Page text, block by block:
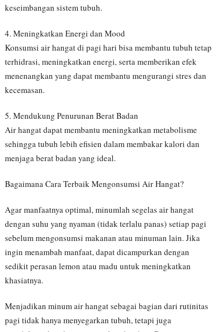
keseimbangan sistem tubuh.
4. Meningkatkan Energi dan Mood
Konsumsi air hangat di pagi hari bisa membantu tubuh tetap
terhidrasi, meningkatkan energi, serta memberikan efek
menenangkan yang dapat membantu mengurangi stres dan
kecemasan.
5. Mendukung Penurunan Berat Badan
Air hangat dapat membantu meningkatkan metabolisme
sehingga tubuh lebih efisien dalam membakar kalori dan
menjaga berat badan yang ideal.
Bagaimana Cara Terbaik Mengonsumsi Air Hangat?
Agar manfaatnya optimal, minumlah segelas air hangat
dengan suhu yang nyaman (tidak terlalu panas) setiap pagi
sebelum mengonsumsi makanan atau minuman lain. Jika
ingin menambah manfaat, dapat dicampurkan dengan
sedikit perasan lemon atau madu untuk meningkatkan
khasiatnya.
Menjadikan minum air hangat sebagai bagian dari rutinitas
pagi tidak hanya menyegarkan tubuh, tetapi juga